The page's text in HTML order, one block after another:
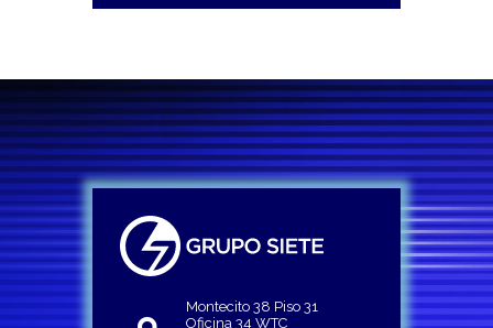
Montecito 38 Piso 31
Oficina 34 WTC